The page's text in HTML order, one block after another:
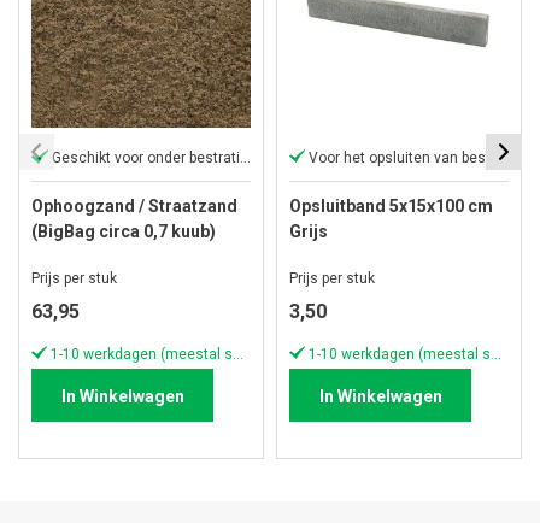
Geschikt voor onder bestrating
Ophoogzand / Straatzand
(BigBag circa 0,7 kuub)
Prijs per stuk
63,95
In Winkelwagen
Voor het opsluiten van bestrating
Opsluitband 5x15x100 cm
Grijs
Prijs per stuk
3,50
In Winkelwagen